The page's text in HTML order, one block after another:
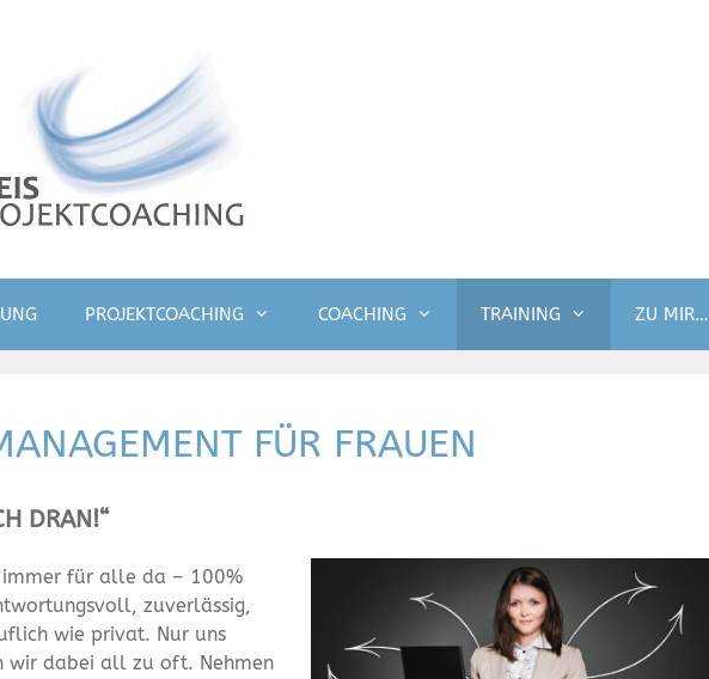
PROJEKTCOACHING COACHING TRAINING ZU MIR…
FÜR FRAUEN
DRAN!“
immer für alle da – 100%
zuverlässig,
wie privat. Nur uns
wir dabei all zu oft. Nehmen